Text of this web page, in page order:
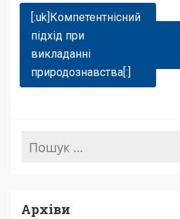
Навігація
Записів
[:uk]Компетентнісний
підхід при
викладанні
природознавства[:]
Архіви